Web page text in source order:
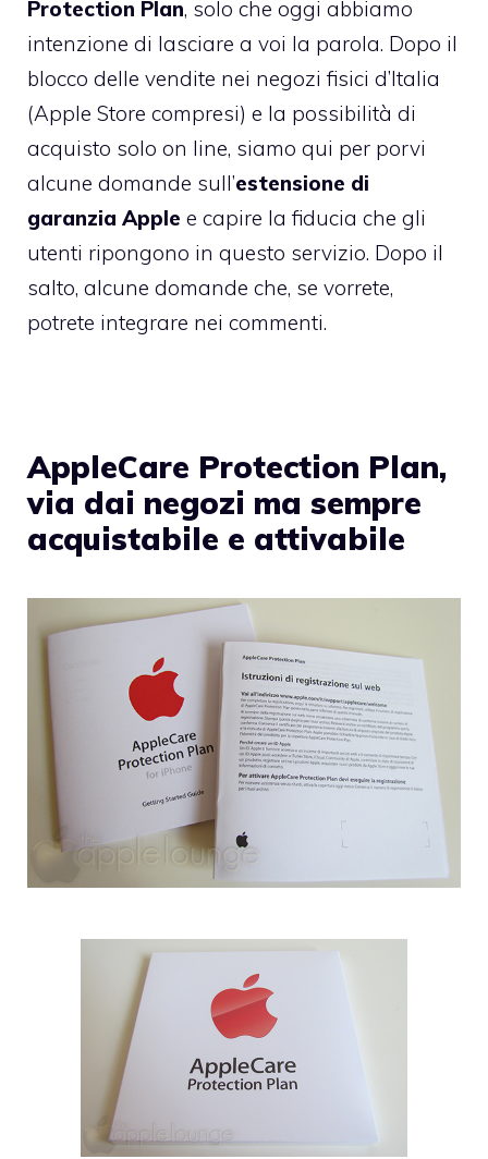
Protection Plan, solo che oggi abbiamo
intenzione di lasciare a voi la parola. Dopo il
blocco delle vendite nei negozi fisici d’Italia
(Apple Store compresi) e la possibilità di
acquisto solo on line, siamo qui per porvi
alcune domande sull’estensione di
garanzia Apple e capire la fiducia che gli
utenti ripongono in questo servizio. Dopo il
salto, alcune domande che, se vorrete,
potrete integrare nei commenti.
AppleCare Protection Plan,
via dai negozi ma sempre
acquistabile e attivabile